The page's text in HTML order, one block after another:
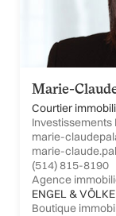
Marie-
Courtier
marie-
marie-
(514) 815-8190
Agence
ENGEL &
Boutique